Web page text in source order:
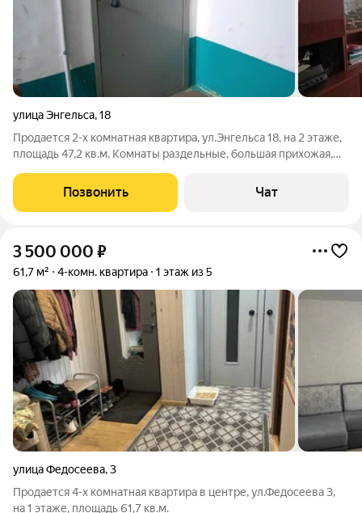
улица Энгельса,18
Продается 2-х комнатная квартира, ул.Энгельса 18, на 2 этаже,
площадь 47,2 кв.м. Комнаты раздельные, большая прихожая,
железная. Управление домом - ТСЖ. Один взрослый
собственник. Стоимость 2
Позвонить Чат
3 500 000 ₽
61,7 м² 4-комн. квартира 1 этаж из 5
улица Федосеева,3
Продается 4-х комнатная квартира в центре, ул.Федосеева 3,
на 1 этаже, площадь 61,7 кв.м.